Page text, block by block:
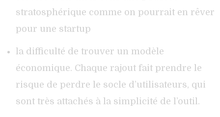
stratosphérique comme on pourrait en rêver
pour une startup
la difficulté de trouver un modèle
économique. Chaque rajout fait prendre le
risque de perdre le socle d’utilisateurs, qui
sont très attachés à la simplicité de l’outil.